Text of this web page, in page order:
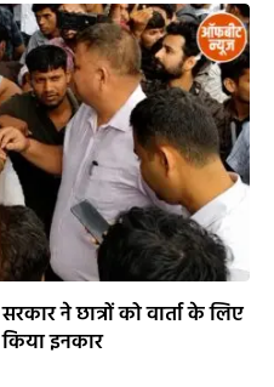
ने छात्रों को वार्ता के लिए
इनकार